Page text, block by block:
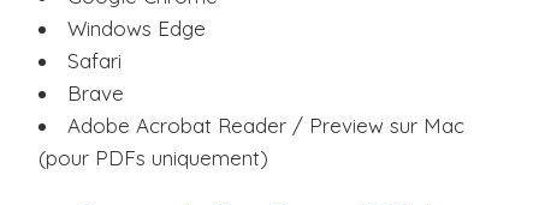
Windows Edge
Safari
Brave
Adobe Acrobat Reader / Preview sur Mac
(pour PDFs uniquement)